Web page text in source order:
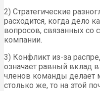
2) Стратегические
расходится, когда дело
вопросов, связанных со
компании.
3) Конфликт из-за
означает равный вклад
членов команды делает
столько же, то на этой